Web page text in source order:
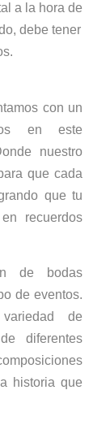
a la hora de
debe tener
con un
en este
nuestro
que cada
que tu
recuerdos
de bodas
de eventos.
de
diferentes
historia que